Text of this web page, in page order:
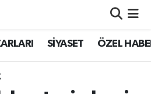
SİYASET ÖZEL
Eczaneler